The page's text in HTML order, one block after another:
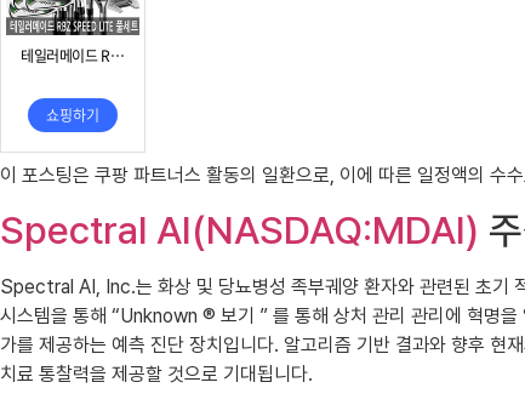
이 포스팅은 쿠팡 파트너스 활동의 일환으로, 이에 따른 일정액의 수
Spectral AI(NASDAQ:MDAI)
Spectral AI, Inc.는 화상 및 당뇨병성 족부궤양 환자와 관련된 초기
시스템을 통해 “Unknown ® 보기 ” 를 통해 상처 관리 관리에 혁명
가를 제공하는 예측 진단 장치입니다. 알고리즘 기반 결과와 향후
치료 통찰력을 제공할 것으로 기대됩니다.